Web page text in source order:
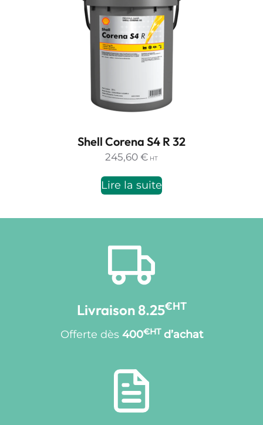
Shell Corena S4 R 32
245,60 € HT
Lire la suite
Livraison 8.25€HT
Offerte dès 400€HT d’achat